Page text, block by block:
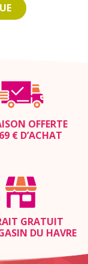
OFFERTE
€ D’ACHAT
GRATUIT
DU HAVRE